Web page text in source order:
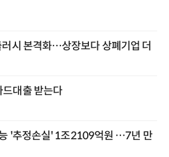
시 본격화…상장보다 상폐기업 더
드대출 받는다
'추정손실' 1조2109억원 …7년 만